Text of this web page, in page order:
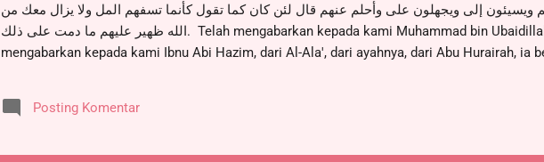
ويسيئون إلى ويجهلون على وأحلم عنهم قال لئن كان كما تقول كأنما تسفهم المل ولا يزال معك من
الله ظهير عليهم ما دمت على ذلك. Telah mengabarkan kepada kami Muhammad bin Ubaidillah, ia berkata, telah
mengabarkan kepada kami Ibnu Abi Hazim, dari Al-Ala', dari ayahnya, dari Abu Hurairah, ia
hubungan dengannya tetapi ia memutuskannya, aku berbuat baik kepadanya tetapi ia
bodoh padaku tetapi aku tetap sabar menghadapinya. Beliau lalu bersabda : Jika benar apa
Posting Komentar